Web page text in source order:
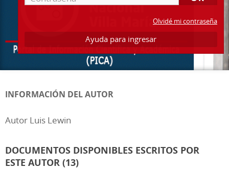
Olvidé mi contraseña
Ayuda para ingresar
INFORMACIÓN DEL AUTOR
Autor Luis Lewin
DOCUMENTOS DISPONIBLES ESCRITOS POR
ESTE AUTOR (13)